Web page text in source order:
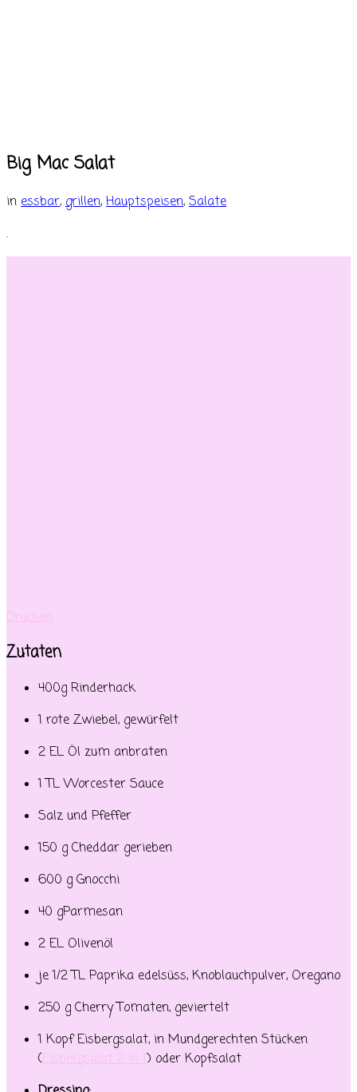
Big Mac Salat
in essbar, grillen, Hauptspeisen, Salate
.
Drucken
Zutaten
400g Rinderhack
1 rote Zwiebel, gewürfelt
2 EL Öl zum anbraten
1 TL Worcester Sauce
Salz und Pfeffer
150 g Cheddar gerieben
600 g Gnocchi
40 gParmesan
2 EL Olivenöl
je 1/2 TL Paprika edelsüss, Knoblauchpulver, Oregano
250 g Cherry Tomaten, geviertelt
1 Kopf Eisbergsalat, in Mundgerechten Stücken
(Eisbergsalat 2 in 1) oder Kopfsalat